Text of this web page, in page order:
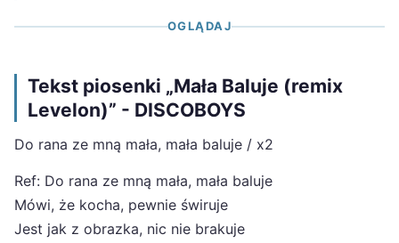
OGLĄDAJ
Tekst piosenki „Mała Baluje (remix
Levelon)” - DISCOBOYS
Do rana ze mną mała, mała baluje / x2
Ref: Do rana ze mną mała, mała baluje
Mówi, że kocha, pewnie świruje
Jest jak z obrazka, nic nie brakuje